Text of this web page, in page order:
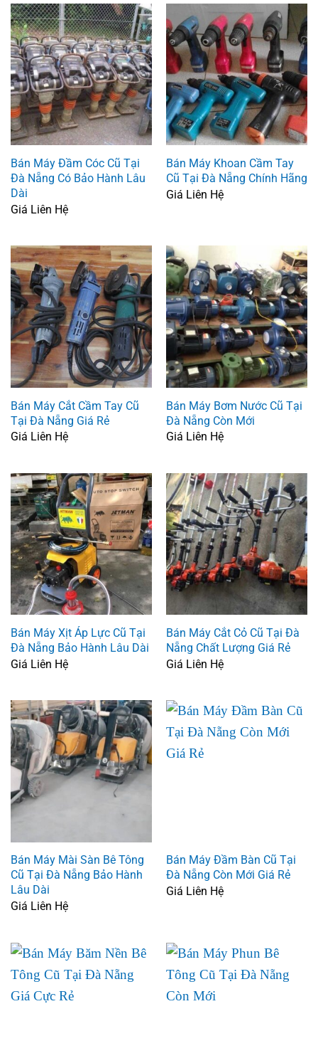
Bán Máy Đầm Cóc Cũ Tại
Đà Nẵng Có Bảo Hành Lâu
Dài
Giá Liên Hệ
Bán Máy Khoan Cầm Tay
Cũ Tại Đà Nẵng Chính Hãng
Giá Liên Hệ
Bán Máy Cắt Cầm Tay Cũ
Tại Đà Nẵng Giá Rẻ
Giá Liên Hệ
Bán Máy Bơm Nước Cũ Tại
Đà Nẵng Còn Mới
Giá Liên Hệ
Bán Máy Xịt Áp Lực Cũ Tại
Đà Nẵng Bảo Hành Lâu Dài
Giá Liên Hệ
Bán Máy Cắt Cỏ Cũ Tại Đà
Nẵng Chất Lượng Giá Rẻ
Giá Liên Hệ
Bán Máy Mài Sàn Bê Tông
Cũ Tại Đà Nẵng Bảo Hành
Lâu Dài
Giá Liên Hệ
Bán Máy Đầm Bàn Cũ Tại
Đà Nẵng Còn Mới Giá Rẻ
Giá Liên Hệ